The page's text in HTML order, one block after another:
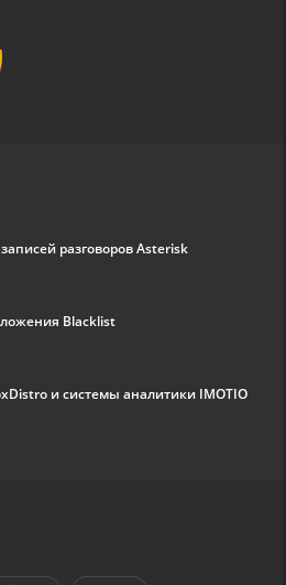
разговоров Asterisk
Blacklist
и системы аналитики IMOTIO